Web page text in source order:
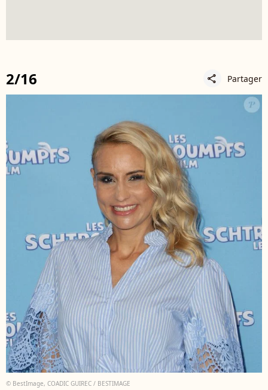
2/16 share Partager
© BestImage, COADIC GUIREC / BESTIMAGE